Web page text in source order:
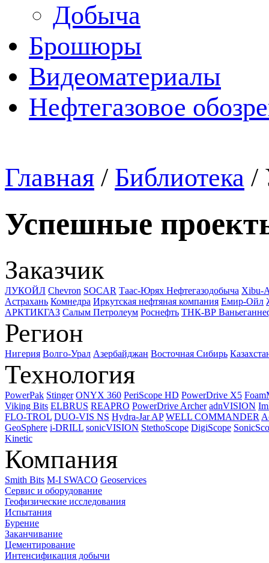
Добыча
Брошюры
Видеоматериалы
Нефтегазовое
Главная / Библиотека /
Успешные
Заказчик
ЛУКОЙЛ Chevron SOCAR Таас-Юрях Нефтегазодобыча Xibu-
Астрахань Комнедра Иркутская нефтяная компания Емир-Ойл
АРКТИКГАЗ Салым Петролеум Роснефть ТНК-ВР
Регион
Нигерия Волго-Урал Азербайджан Восточная Сибирь
Технология
PowerPak Stinger ONYX 360 PeriScope HD PowerDrive X5
Viking Bits ELBRUS REAPRO PowerDrive Archer adnVISION
FLO-TROL DUO-VIS NS Hydra-Jar AP WELL COMMANDER
GeoSphere i-DRILL sonicVISION StethoScope DigiScope
Kinetic
Компания
Smith Bits M-I SWACO Geoservices
Сервис и оборудование
Геофизические исследования
Испытания
Бурение
Заканчивание
Цементирование
Интенсификация добычи